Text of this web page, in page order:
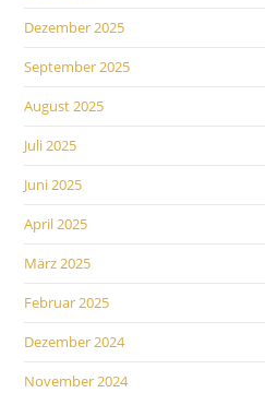
Dezember 2025
September 2025
August 2025
Juli 2025
Juni 2025
April 2025
März 2025
Februar 2025
Dezember 2024
November 2024